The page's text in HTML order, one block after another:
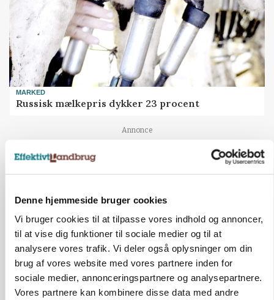
Denne hjemmeside bruger cookies
Vi bruger cookies til at tilpasse vores indhold og annoncer,
til at vise dig funktioner til sociale medier og til at
analysere vores trafik. Vi deler også oplysninger om din
brug af vores website med vores partnere inden for
sociale medier, annonceringspartnere og analysepartnere.
Vores partnere kan kombinere disse data med andre
MARKED
Russisk mælkepris dykker 23 procent
Annonce
BUSINESS
Annonce
Loading...